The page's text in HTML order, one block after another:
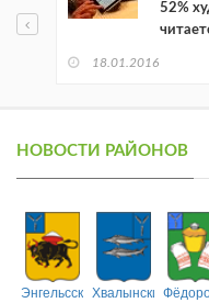
52%
18.01.2016
НОВОСТИ РАЙОНОВ
ЭнгельсскийХвалынский